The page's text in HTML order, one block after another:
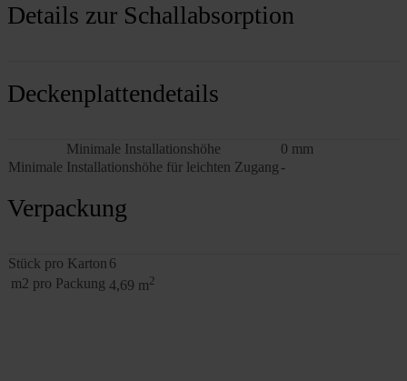
Details zur Schallabsorption
Deckenplattendetails
Minimale Installationshöhe
0 mm
Minimale Installationshöhe für leichten Zugang -
Verpackung
Stück pro Karton 6
m2 pro Packung 4,69 m2